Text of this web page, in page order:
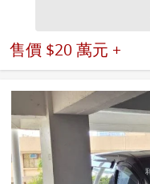
售價 $20 萬元 +